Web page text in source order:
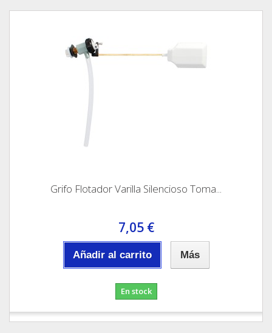
Grifo Flotador Varilla Silencioso Toma...
7,05 €
Añadir al carrito Más
En stock